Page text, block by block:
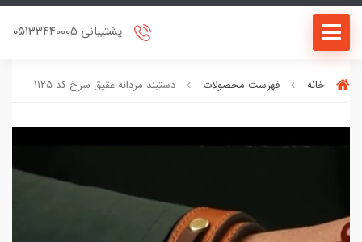
پشتیبانی 05133440005
خانه فهرست محصولات دستبند مردانه عقیق سرخ کد 1125